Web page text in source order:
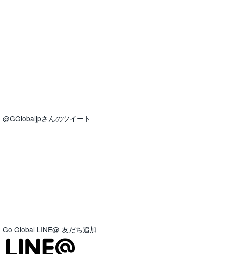
@GGlobaljpさんのツイート
Go Global LINE@ 友だち追加